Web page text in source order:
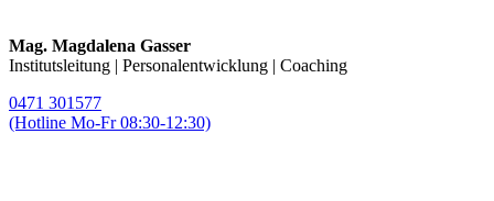
Mag. Magdalena Gasser
Institutsleitung | Personalentwicklung | Coaching
0471 301577
(Hotline Mo-Fr 08:30-12:30)